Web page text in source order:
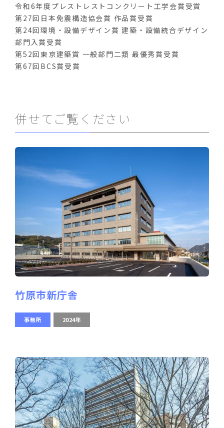
令和6年度プレストレストコンクリート工学会賞受賞
第27回日本免震構造協会賞 作品賞受賞
第24回環境・設備デザイン賞 建築・設備統合デザイン
部門入賞受賞
第52回東京建築賞 一般部門二類 最優秀賞受賞
第67回BCS賞受賞
併せてご覧ください
竹原市新庁舎
事務所 2024年